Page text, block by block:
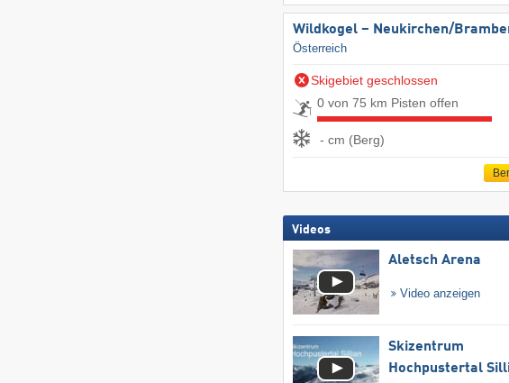
Wildkogel – Neukirchen/​
Österreich
Skigebiet geschlossen
0 von 75 km Pisten offen
- cm (Berg)
Videos
Aletsch Arena
Video anzeigen
Skizentrum
Hochpustertal